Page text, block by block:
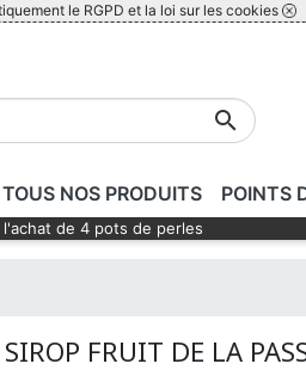
le RGPD et la loi sur les cookies

TOUS NOS PRODUITS POINTS
de 4 pots de perles
SIROP FRUIT DE LA